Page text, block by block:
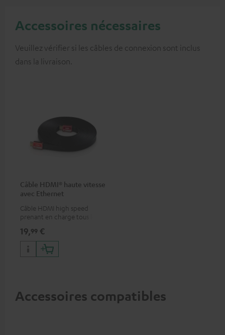
Accessoires nécessaires
Veuillez vérifier si les câbles de connexion sont inclus
dans la livraison.
Câble HDMI® haute vitesse
avec Ethernet
Câble HDMI high speed
prenant en charge tous les
50/60p et 4K 3D
19,99 €
Accessoires compatibles